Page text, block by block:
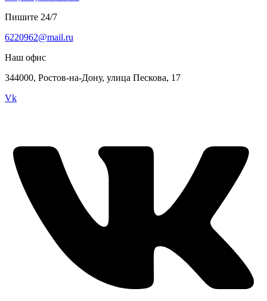
Пишите 24/7
6220962@mail.ru
Наш офис
344000, Ростов-на-Дону, улица Пескова, 17
Vk